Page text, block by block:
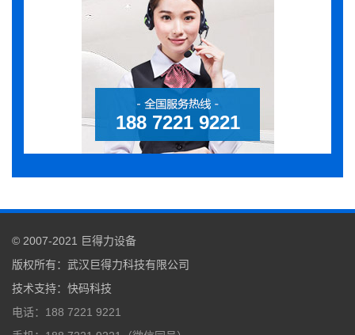
188 7221 9221
© 2007-2021
巨得力设备
版权所有： 武汉巨得力科技有限公司
技术支持： 快码科技
电话：188 7221 9221